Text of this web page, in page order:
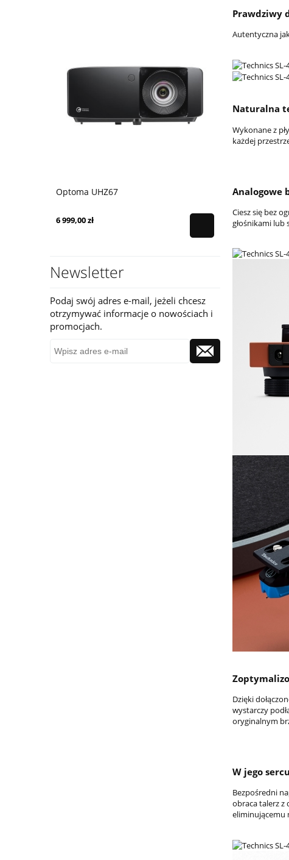
Optoma UHZ67
6 999,00 zł
Newsletter
Podaj swój adres e-mail, jeżeli chcesz
otrzymywać informacje o nowościach i
promocjach.
Prawdziwy
Autentyczna
Naturalna
Wykonane z
każdej
Analogowe
Ciesz się bez
głośnikami lub
Dzięki
wystarczy
oryginalnym
W jego
Bezpośredni
obraca talerz z
eliminującemu